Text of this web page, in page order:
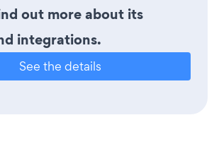
out more about its
integrations.
See the details